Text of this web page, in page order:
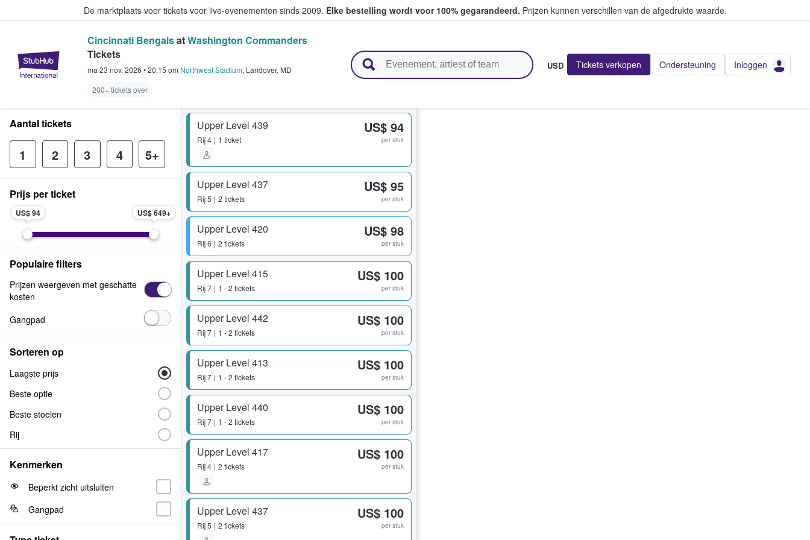
De marktplaats voor tickets voor live-evenementen sinds 2009. Elke bestelling wordt voor 100% gegarandeerd. Prijzen kunnen verschillen van de afgedrukte waarde.
StubHub: waar fans tickets kopen en verkopen
Cincinnati BengalsatWashington Commanders
Tickets
ma 23 nov. 2026 •20:15 om Northwest Stadium, Landover, MD
200+ tickets over
USD Tickets verkopen Ondersteuning Inloggen
Upper Level 439
Rij4 1 ticket
US$ 94
per stuk
Upper Level 437
Rij5 2 tickets
US$ 95
per stuk
Upper Level 420
Rij6 2 tickets
US$ 98
per stuk
Upper Level 415
Rij7 1 - 2 tickets
US$ 100
per stuk
Upper Level 442
Rij7 1 - 2 tickets
US$ 100
per stuk
Upper Level 413
Rij7 1 - 2 tickets
US$ 100
per stuk
Upper Level 440
Rij7 1 - 2 tickets
US$ 100
per stuk
Upper Level 417
Rij4 2 tickets
US$ 100
per stuk
Upper Level 437
Rij5 2 tickets
US$ 100
per stuk
Aantal tickets
1 2 3 4 5+
Prijs per ticket
US$ 94 US$ 649
Populaire filters
Prijzen weergeven met geschatte
kosten
Gangpad
Sorteren op
Laagste prijs
Beste optie
Beste stoelen
Rij
Kenmerken
Beperkt zicht uitsluiten
Gangpad